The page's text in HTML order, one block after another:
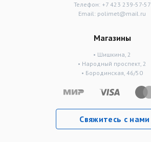
Телефон: +7 423 239-57-57
Email: polimet@mail.ru
Магазины
• Шишкина, 2
• Народный проспект, 2
• Бородинская, 46/50
Свяжитесь с нами